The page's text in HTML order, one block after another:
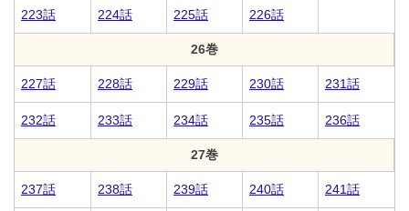
223話 224話 225話 226話
26巻
227話 228話 229話 230話 231話
232話 233話 234話 235話 236話
27巻
237話 238話 239話 240話 241話